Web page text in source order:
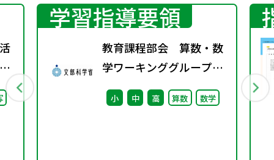
学習指導要領
教育課程部会 算数・数
学ワーキンググループ
（第5回） 配付資
小 中 高 算数 数学